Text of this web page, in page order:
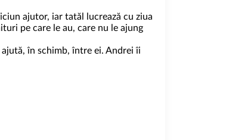
ajutor, iar tatăl lucrează cu ziua
pe care le au, care nu le ajung
în schimb, între ei. Andrei îi